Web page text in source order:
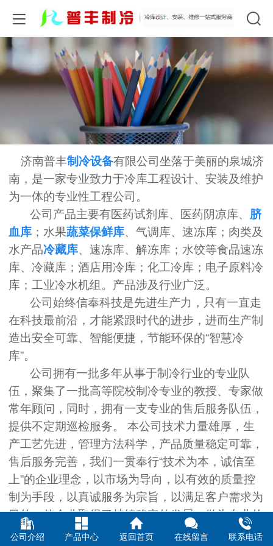
济南普丰制冷设备有限公司坐落于美丽的泉城济
南，是一家专业致力于冷库工程设计、安装及维护
为一体的专业性工程公司。
公司产品主要有医药试剂库、医药阴凉库、 脐
血库 ；水果蔬菜保鲜库、气调库、速冻库；肉类及
水产品冷藏库、速冻库、解冻库；水饺等食品速冻
库、冷藏库；酒店用冷库；化工冷库；电子原料冷
库；工业冷水机组。产品涉及行业广泛。
公司始终信奉科技是先进生产力，只有一直走
在科技最前沿，才能紧跟时代的进步，进而生产制
造出安全可靠、智能便捷，节能环保的“智慧冷
库”。
公司拥有一批多年从事于制冷行业的专业队
伍，聚集了一批高等院校制冷专业的教授、专家做
常年顾问，同时，拥有一支专业的售后服务队伍，
提供不定期巡检服务。 本公司技术力量雄厚，生
产工艺先进，管理方法科学，产品质量稳定可靠，
售后服务完善，我们一贯奉行“技术为本，诚信至
上”的企业理念，以市场为导向，以有效的质量控
制为手段，以真诚服务为宗旨，以满足客户需求为
目的，使企业取得了持续稳定的发展。做为专业的
制冷工程公司，公司内部设立“三位一体”的技术部
公司介绍 产品中心 返回首页 在线留言 联系电话